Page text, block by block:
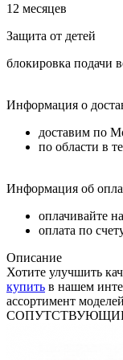
12 месяцев
Защита от детей
блокировка подачи
Информация о
доставим по
по области в
Информация об
оплачивайте
оплата по
Описание
Хотите улучшить
купить в нашем
ассортимент